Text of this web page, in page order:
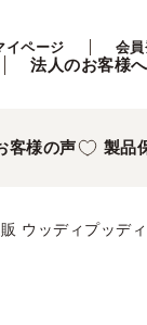
イページ 会
法人のお客様へ
客様の声 製品
ウッディプッディ